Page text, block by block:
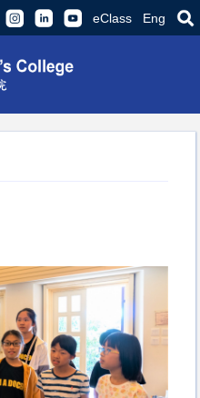
eClass Eng